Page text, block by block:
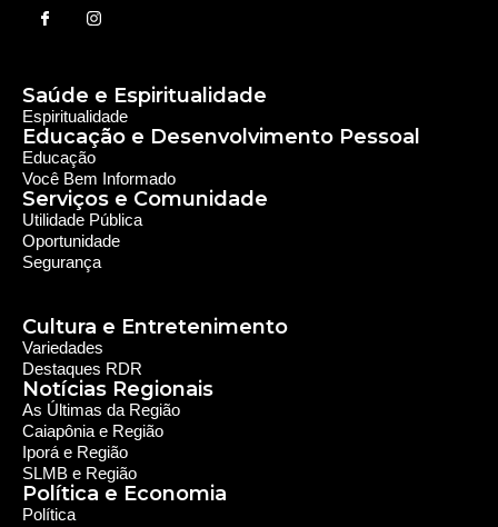
Saúde e Espiritualidade
Espiritualidade
Educação e Desenvolvimento Pessoal
Educação
Você Bem Informado
Serviços e Comunidade
Utilidade Pública
Oportunidade
Segurança
Cultura e Entretenimento
Política e Economia
Notícias Regionais
Política
As Últimas da Região
Caiapônia e Região
Iporá e Região
SLMB e Região
Variedades
Destaques RDR